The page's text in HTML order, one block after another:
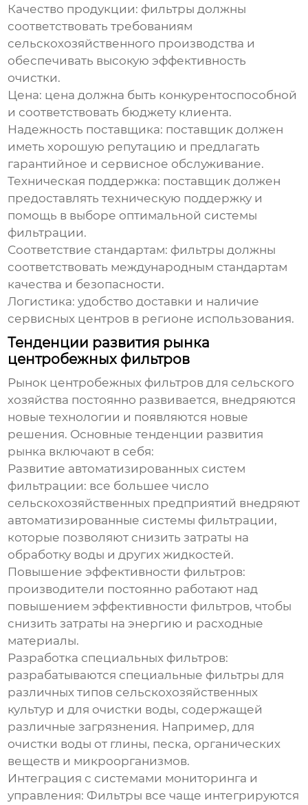
Качество продукции: фильтры должны
соответствовать требованиям
сельскохозяйственного производства и
обеспечивать высокую эффективность
очистки.
Цена: цена должна быть конкурентоспособной
и соответствовать бюджету клиента.
Надежность поставщика: поставщик должен
иметь хорошую репутацию и предлагать
гарантийное и сервисное обслуживание.
Техническая поддержка: поставщик должен
предоставлять техническую поддержку и
помощь в выборе оптимальной системы
фильтрации.
Соответствие стандартам: фильтры должны
соответствовать международным стандартам
качества и безопасности.
Логистика: удобство доставки и наличие
сервисных центров в регионе использования.
Тенденции развития рынка
центробежных фильтров
Рынок центробежных фильтров для сельского
хозяйства постоянно развивается, внедряются
новые технологии и появляются новые
решения. Основные тенденции развития
рынка включают в себя:
Развитие автоматизированных систем
фильтрации: все большее число
сельскохозяйственных предприятий внедряют
автоматизированные системы фильтрации,
которые позволяют снизить затраты на
обработку воды и других жидкостей.
Повышение эффективности фильтров:
производители постоянно работают над
повышением эффективности фильтров, чтобы
снизить затраты на энергию и расходные
материалы.
Разработка специальных фильтров:
разрабатываются специальные фильтры для
различных типов сельскохозяйственных
культур и для очистки воды, содержащей
различные загрязнения. Например, для
очистки воды от глины, песка, органических
веществ и микроорганизмов.
Интеграция с системами мониторинга и
управления: Фильтры все чаще интегрируются